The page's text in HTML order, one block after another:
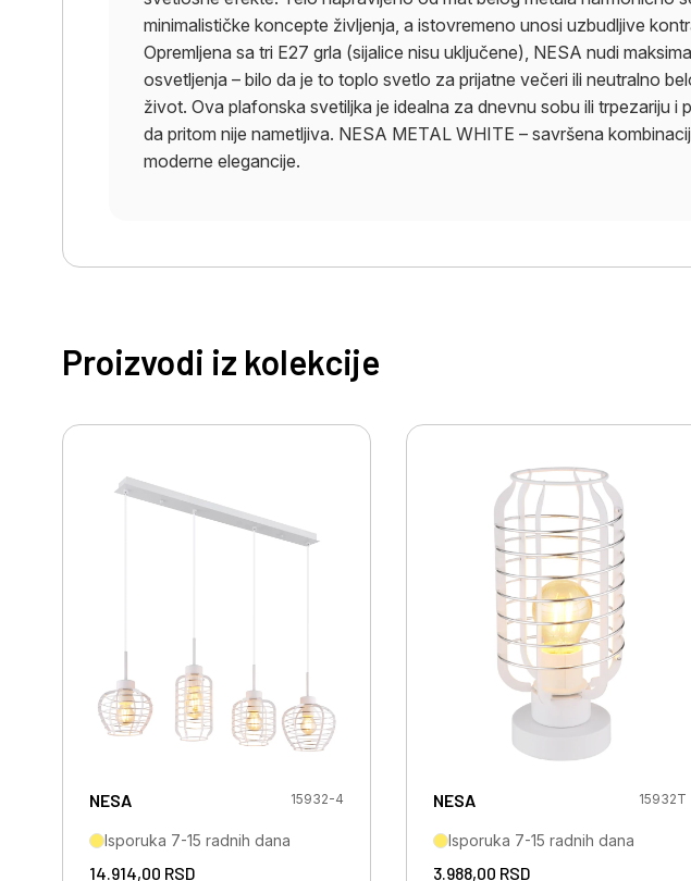
minimalističke koncepte življenja, a istovremeno unosi uzbudljive
Opremljena sa tri E27 grla (sijalice nisu uključene), NESA nudi
osvetljenja – bilo da je to toplo svetlo za prijatne večeri ili neutralno
život. Ova plafonska svetiljka je idealna za dnevnu sobu ili trpezariju i
da pritom nije nametljiva. NESA METAL WHITE – savršena
moderne elegancije.
Proizvodi iz kolekcije
NESA 15932-4
Isporuka 7-15 radnih dana
14.914,00 RSD
NESA 15932T
Isporuka 7-15 radnih dana
3.988,00 RSD